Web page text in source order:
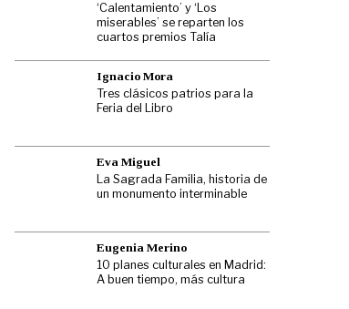
‘Calentamiento’ y ‘Los
miserables’ se reparten los
cuartos premios Talía
Ignacio Mora
Tres clásicos patrios para la
Feria del Libro
Eva Miguel
La Sagrada Familia, historia de
un monumento interminable
Eugenia Merino
10 planes culturales en Madrid:
A buen tiempo, más cultura